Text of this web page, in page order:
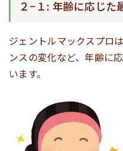
２−１: 年齢に応じた
ジェントルマックスプロ
ンスの変化など、年齢に
います。